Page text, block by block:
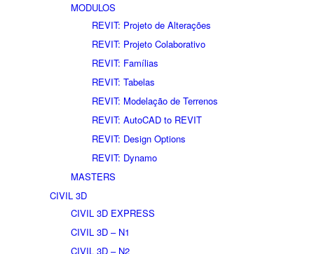
MODULOS
REVIT: Projeto de Alterações
REVIT: Projeto Colaborativo
REVIT: Famílias
REVIT: Tabelas
REVIT: Modelação de Terrenos
REVIT: AutoCAD to REVIT
REVIT: Design Options
REVIT: Dynamo
MASTERS
CIVIL 3D
CIVIL 3D EXPRESS
CIVIL 3D – N1
CIVIL 3D – N2